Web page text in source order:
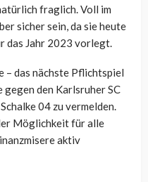
fraglich. Voll im
sicher sein, da sie heute
das Jahr 2023 vorlegt.
– das nächste Pflichtspiel
den Karlsruher SC
04 zu vermelden.
Möglichkeit für alle
aktiv